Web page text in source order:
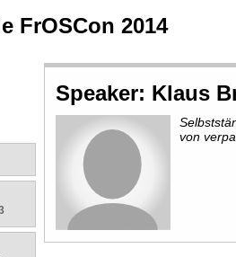
FrOSCon 2014
Speaker: Klaus
von